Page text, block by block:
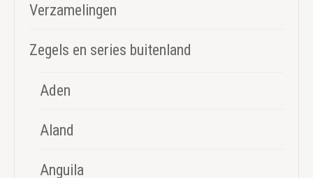
Verzamelingen
Zegels en series buitenland
Aden
Aland
Anguila